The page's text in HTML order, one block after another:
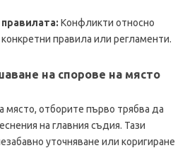
Конфликти относно
правила или регламенти.
на спорове на място
място, отборите първо трябва да
на главния съдия. Тази
уточняване или коригиране